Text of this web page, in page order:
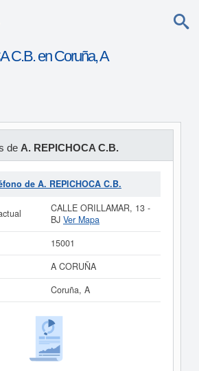
C.B. en Coruña, A
de A. REPICHOCA C.B.
de A. REPICHOCA C.B.
CALLE ORILLAMAR, 13 -
BJ Ver Mapa
15001
A CORUÑA
Coruña, A